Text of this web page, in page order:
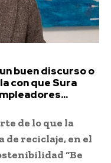
buen discurso o
con que Sura
de lo que la
reciclaje, en el
“Be